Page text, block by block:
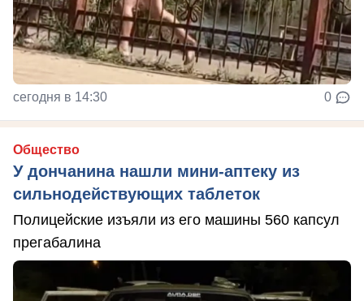
сегодня в 14:30 0
Общество
У дончанина нашли мини-аптеку из
сильнодействующих таблеток
Полицейские изъяли из его машины 560 капсул
прегабалина